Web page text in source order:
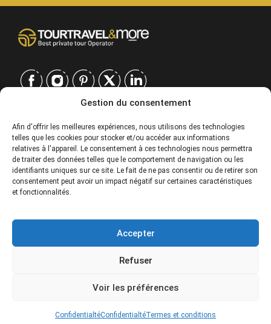
Gestion du consentement
Afin d'offrir les meilleures expériences, nous utilisons des technologies
telles que les cookies pour stocker et/ou accéder aux informations
relatives à l'appareil. Le consentement à ces technologies nous permettra
de traiter des données telles que le comportement de navigation ou les
identifiants uniques sur ce site. Le fait de ne pas consentir ou de retirer son
consentement peut avoir un impact négatif sur certaines caractéristiques
et fonctionnalités.
Accepter
Refuser
Voir les préférences
ConfidentialtéConfidentialtéTermes et conditions
SERVICES
SOCIÉTÉ
EUROPE
USA |
EUROPE
USA